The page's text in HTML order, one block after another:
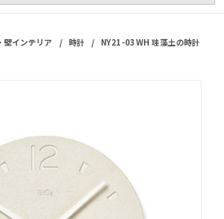
壁インテリア / 時計 / NY21-03 WH 珪藻土の時計